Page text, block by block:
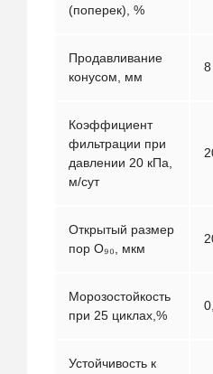
(поперек), %
Продавливание
конусом, мм
8
Коэффициент
фильтрации при
давлении 20 кПа,
м/сут
Открытый размер
пор О₉₀, мкм
Морозостойкость
при 25 циклах,%
Устойчивость к